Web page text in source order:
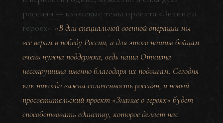
россиян — ключевые темы проекта «Знание о
героях». «В дни специальной военной операции мы
все верим в победу России, а для этого нашим бойцам
очень нужна поддержка, ведь наша Отчизна
несокрушима именно благодаря их подвигам. Сегодня
как никогда важна сплоченность россиян, и новый
просветительский проект «Знание о героях» будет
способствовать единству, которое делает нас